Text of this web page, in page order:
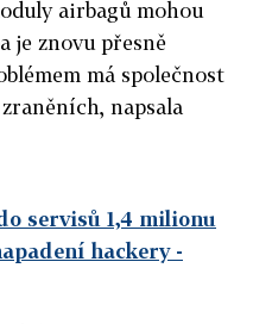
airbagů mohou
je znovu přesně
má společnost
napsala
servisů 1,4 milionu
hackery-